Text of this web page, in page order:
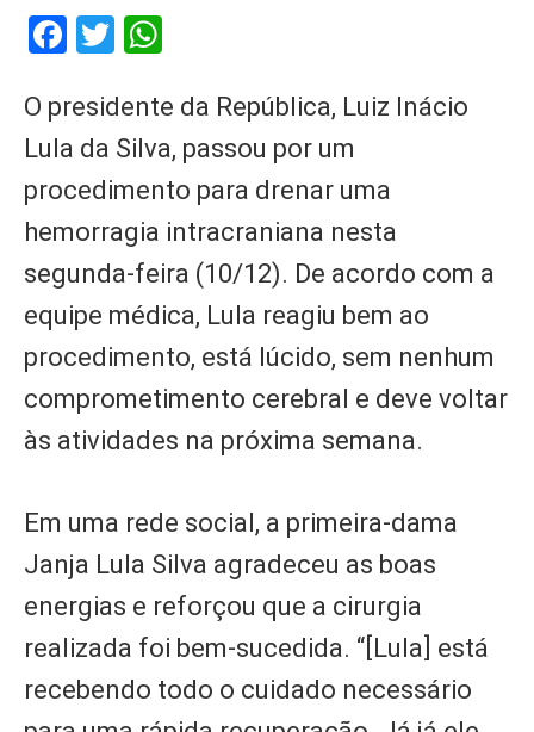
Facebook
Twitter
O presidente da República, Luiz Inácio
Lula da Silva, passou por um
procedimento para drenar uma
hemorragia intracraniana nesta
segunda-feira (10/12). De acordo com a
equipe médica, Lula reagiu bem ao
procedimento, está lúcido, sem nenhum
comprometimento cerebral e deve voltar
às atividades na próxima semana.
Em uma rede social, a primeira-dama
Janja Lula Silva agradeceu as boas
energias e reforçou que a cirurgia
realizada foi bem-sucedida. “[Lula] está
recebendo todo o cuidado necessário